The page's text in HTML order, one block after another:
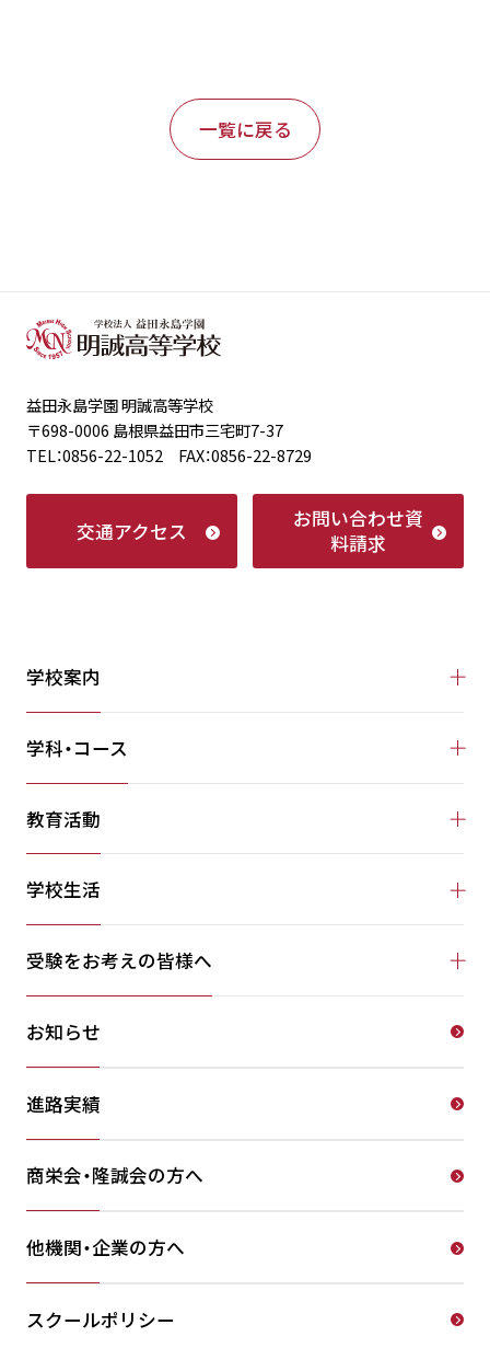
一覧に戻る
益田永島学園 明誠高等学校
〒698-0006 島根県益田市三宅町7-37
TEL：0856-22-1052 FAX：0856-22-8729
交通アクセス お問い合わせ資
料請求
学校案内
学科・コース
教育活動
学校生活
受験をお考えの皆様へ
お知らせ
進路実績
商栄会・隆誠会の方へ
他機関・企業の方へ
スクールポリシー